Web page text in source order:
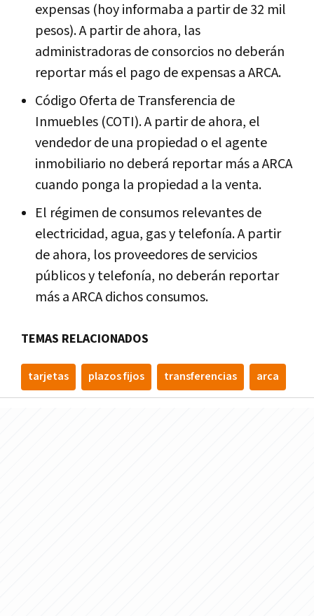
expensas (hoy informaba a partir de 32 mil
pesos). A partir de ahora, las
administradoras de consorcios no deberán
reportar más el pago de expensas a ARCA.
Código Oferta de Transferencia de
Inmuebles (COTI). A partir de ahora, el
vendedor de una propiedad o el agente
inmobiliario no deberá reportar más a ARCA
cuando ponga la propiedad a la venta.
El régimen de consumos relevantes de
electricidad, agua, gas y telefonía. A partir
de ahora, los proveedores de servicios
públicos y telefonía, no deberán reportar
más a ARCA dichos consumos.
TEMAS RELACIONADOS
tarjetas plazos fijos transferencias arca